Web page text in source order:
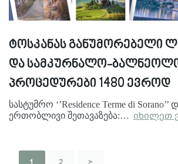
ტოსკანას განუმორებელი
და სამკურნალო-
პროცედურები 1480 ევროდ
სასტუმრო ‘’Residence Terme di Sorano’’
ერთობლივი შეთავაზება:… იხილეთ
1 2 >